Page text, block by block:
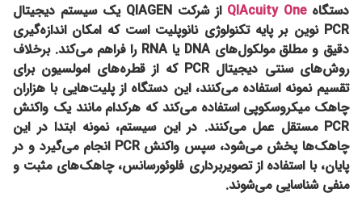
دستگاهQIAcuity One
از شرکت QIAGEN یک سیستم دیجیتال
PCR نوین بر پایه تکنولوژی نانوپلیت است که امکان اندازه‌گیری
دقیق و مطلق مولکول‌های DNA یا RNA را فراهم می‌کند. برخلاف
روش‌های سنتی دیجیتال PCR که از قطره‌های امولسیون برای
تقسیم نمونه استفاده می‌کنند، این دستگاه از پلیت‌هایی با هزاران
چاهک میکروسکوپی استفاده می‌کند که هرکدام مانند یک واکنش
PCR مستقل عمل می‌کنند. در این سیستم، نمونه ابتدا در این
چاهک‌ها پخش می‌شود، سپس واکنش PCR انجام می‌گیرد و در
پایان، با استفاده از تصویربرداری فلوئورسانس، چاهک‌های مثبت و
منفی شناسایی می‌شوند.